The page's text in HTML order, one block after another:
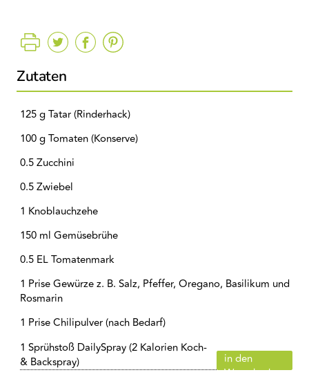
Zutaten
125 g Tatar (Rinderhack)
100 g Tomaten (Konserve)
0.5 Zucchini
0.5 Zwiebel
1 Knoblauchzehe
150 ml Gemüsebrühe
0.5 EL Tomatenmark
1 Prise Gewürze z. B. Salz, Pfeffer, Oregano, Basilikum und
Rosmarin
1 Prise Chilipulver (nach Bedarf)
1 Sprühstoß DailySpray (2 Kalorien Koch-
& Backspray)
in den
Warenkorb